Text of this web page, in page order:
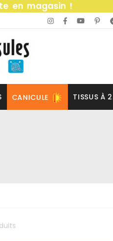
en magasin !
CANICULE TISSUS À